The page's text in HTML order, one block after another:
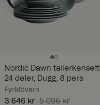
Nordic Dawn tallerkensett
24 deler, Dugg, 8 pers
Fyrklövern
Nåværende pris:
3 646 kr 5 096 kr